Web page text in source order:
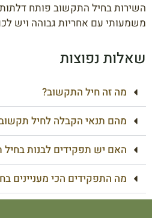
השירות בחיל התקשוב פותח דלתות
משמעותי עם אחריות גבוהה ויש
שאלות נפוצות
מה זה חיל התקשוב?
מהם תנאי הקבלה לחיל
האם יש תפקידים לבנות
מה התפקידים הכי מעניינים